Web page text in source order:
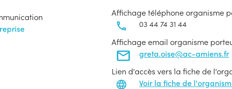
Affichage téléphone organisme
03 44 74 31 44
Affichage email organisme
greta.oise@ac-amiens.fr
Lien d'accès vers la fiche de
Voir la fiche de